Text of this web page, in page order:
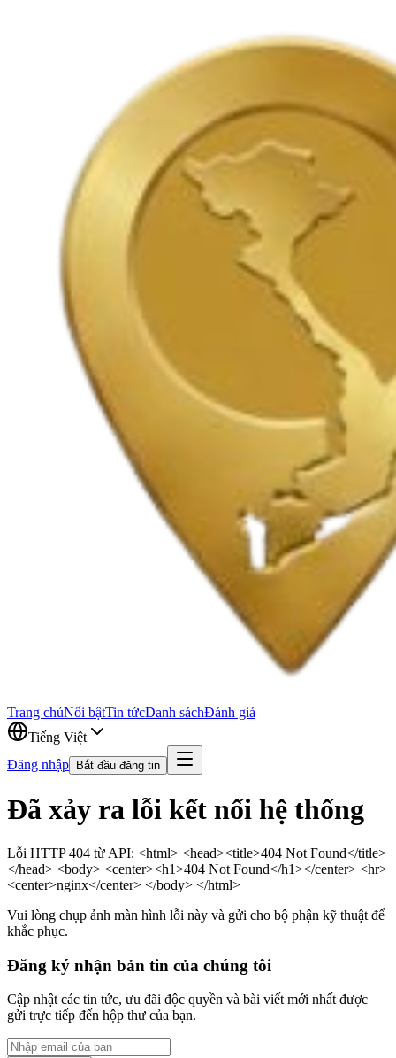
Trang chủNổi bậtTin tứcDanh sáchĐánh giá
Tiếng Việt
Đăng nhập
Bắt đầu đăng tin
Đã xảy ra lỗi kết nối hệ thống
Lỗi HTTP 404 từ API: <html> <head><title>404 Not Found</title>
</head> <body> <center><h1>404 Not Found</h1></center> <hr>
<center>nginx</center> </body> </html>
Vui lòng chụp ảnh màn hình lỗi này và gửi cho bộ phận kỹ thuật để
khắc phục.
Đăng ký nhận bản tin của chúng tôi
Cập nhật các tin tức, ưu đãi độc quyền và bài viết mới nhất được
gửi trực tiếp đến hộp thư của bạn.